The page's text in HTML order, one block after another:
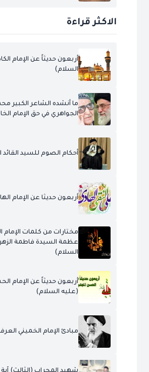
الاكثر قراءة
أربعون حديثاً عن الإمام
السلام)
ما أنشده الشاعر الكبير
الجواهري في حق الإمام
أحكام الصوم للسيد القائد
أربعون حديثا عن الإمام
مختارات من كلمات الإمام
عظمة السيدة فاطمة
السلام)
أربعون حديثاً عن الإمام
(عليه السلام)
مبادئ الإمام الخميني